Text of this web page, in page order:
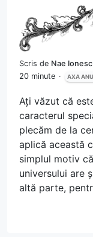
Scris de Nae
20 minute
AXA
Ați văzut că
caracterul
plecăm de la
aplică această
simplul motiv
universului are
altă parte,